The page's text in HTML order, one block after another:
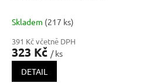
Skladem (217 ks)
391 Kč včetně DPH
323 Kč / ks
DETAIL